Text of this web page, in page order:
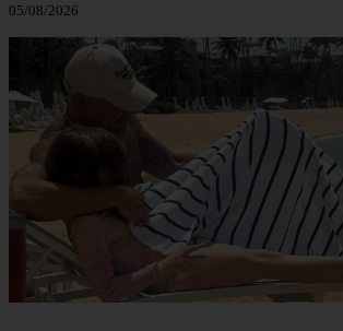
05/08/2026